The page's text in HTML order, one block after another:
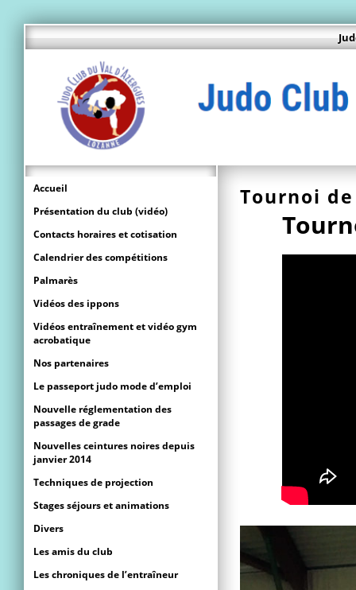
Tournoi
Accueil
Présentation du club (vidéo)
Contacts horaires et cotisation
Calendrier des compétitions
Palmarès
Vidéos des ippons
Vidéos entraînement et vidéo gym
acrobatique
Nos partenaires
Le passeport judo mode d’emploi
Nouvelle réglementation des
passages de grade
Nouvelles ceintures noires depuis
janvier 2014
Techniques de projection
Stages séjours et animations
Divers
Les amis du club
Les chroniques de l’entraîneur